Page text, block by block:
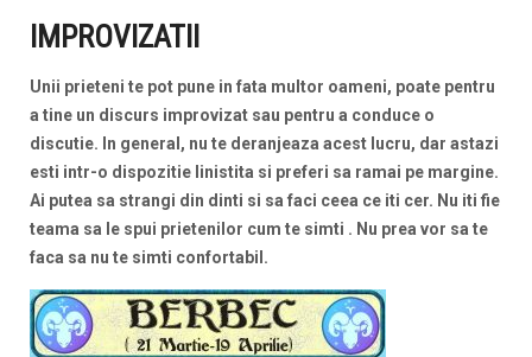
IMPROVIZATII
Unii prieteni te pot pune in fata multor oameni, poate pentru
a tine un discurs improvizat sau pentru a conduce o
discutie. In general, nu te deranjeaza acest lucru, dar astazi
esti intr-o dispozitie linistita si preferi sa ramai pe margine.
Ai putea sa strangi din dinti si sa faci ceea ce iti cer. Nu iti fie
teama sa le spui prietenilor cum te simti . Nu prea vor sa te
faca sa nu te simti confortabil.